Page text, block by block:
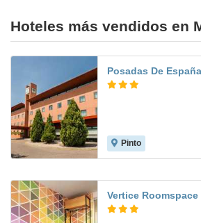
Hoteles más vendidos en
Posadas De
Pinto
Vertice Roomspace